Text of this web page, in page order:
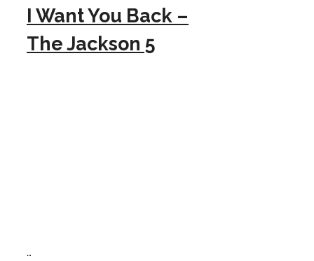
I Want You Back –
The Jackson 5
…